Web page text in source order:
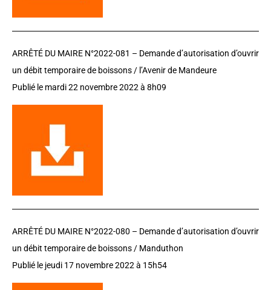
ARRÊTÉ DU MAIRE N°2022-081 – Demande d’autorisation d’ouvrir
un débit temporaire de boissons / l’Avenir de Mandeure
Publié le mardi 22 novembre 2022 à 8h09
ARRÊTÉ DU MAIRE N°2022-080 – Demande d’autorisation d’ouvrir
un débit temporaire de boissons / Manduthon
Publié le jeudi 17 novembre 2022 à 15h54